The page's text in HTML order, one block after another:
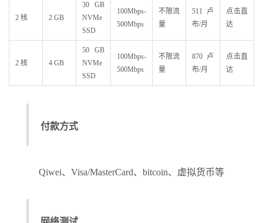
2 核 2 GB
30 GB
NVMe
SSD
100Mbps-
500Mbps
不限流
量
511卢
布/月
点击直
达
2 核 4 GB
50 GB
NVMe
SSD
100Mbps-
500Mbps
不限流
量
870卢
布/月
点击直
达
付款方式
Qiwei、Visa/MasterCard、bitcoin、虚拟货币等